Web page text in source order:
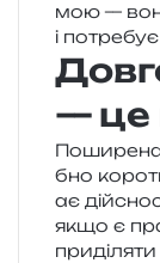
мою —
і
— це
бно
ає
якщо є